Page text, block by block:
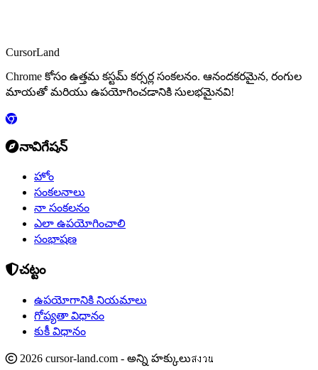
CursorLand
Chrome కోసం ఉత్తమ కస్టమ్ కర్సర్ల సంకలనం. ఆనందకరమైన, రంగుల
మాయతో మరియు ఉపయోగించడానికి సులభమైనవి!
నావిగేషన్
హోం
సంకలనాలు
నా సంకలనం
ఎలా ఉపయోగించాలి
సంభాషణ
చట్టం
ఉపయోగానికి నియమాలు
గోప్యతా విధానం
కుకీ విధానం
2026 cursor-land.com - అన్ని హక్కులుสงวน